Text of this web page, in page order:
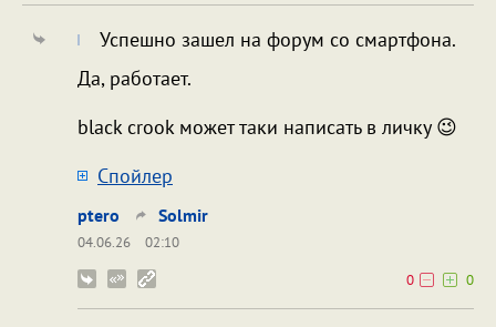
Успешно зашел на форум со смартфона.
Да, работает.
black crook может таки написать в личку 😉
Cпойлер
ptero Solmir
04.06.26
02:10
0
0